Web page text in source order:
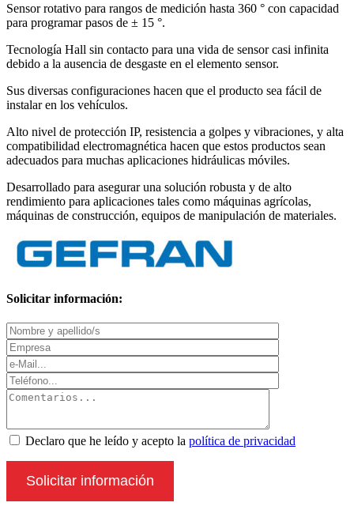
Sensor rotativo para rangos de medición hasta 360 ° con capacidad
para programar pasos de ± 15 °.
Tecnología Hall sin contacto para una vida de sensor casi infinita
debido a la ausencia de desgaste en el elemento sensor.
Sus diversas configuraciones hacen que el producto sea fácil de
instalar en los vehículos.
Alto nivel de protección IP, resistencia a golpes y vibraciones, y alta
compatibilidad electromagnética hacen que estos productos sean
adecuados para muchas aplicaciones hidráulicas móviles.
Desarrollado para asegurar una solución robusta y de alto
rendimiento para aplicaciones tales como máquinas agrícolas,
máquinas de construcción, equipos de manipulación de materiales.
Solicitar información:
Declaro que he leído y acepto la política de privacidad